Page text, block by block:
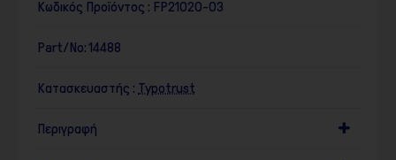
Κωδικός Προϊόντος : FP21020-03
Part/No:14488
Κατασκευαστής : Typotrust
Περιγραφή